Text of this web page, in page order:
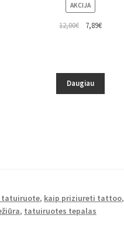
AKCIJAPRODUKTAS
SU
NUOLAIDA
12,00€ 7,89€
Daugiau
tatuiruote, kaip priziureti tattoo,
, tatuiruotes tepalas